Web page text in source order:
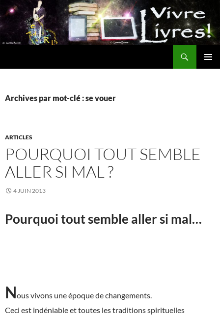
Aller
au
contenu
Archives par mot-clé : se vouer
ARTICLES
POURQUOI TOUT SEMBLE
ALLER SI MAL ?
4 JUIN 2013
Pourquoi tout semble aller si mal…
Nous vivons une époque de changements.
Ceci est indéniable et toutes les traditions spirituelles